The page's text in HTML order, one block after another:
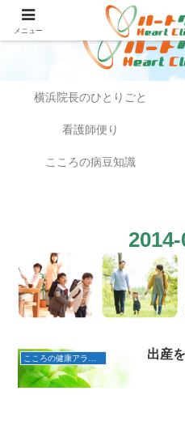
横浜院長のひとりごと
看護師便り
こころの病豆知識
出産
メニュー